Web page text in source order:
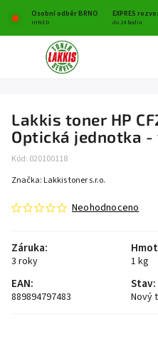
Osobní odběr BRNO EXPRES
IHNED do 24 hodin
Lakkis toner HP
Optická jednotka -
Kód: 020100118
Neohodnoceno
Záruka:
3 roky 1 kg
EAN:
889894797483
Stav:
Nový
Značka: Lakkis toner s.r.o.